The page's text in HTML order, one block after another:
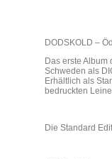
DODSKOLD –
Das erste Album
Schweden als
Erhältlich als
bedruckten
Die Standard